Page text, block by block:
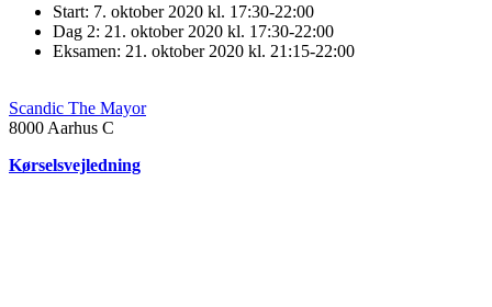
Start: 7. oktober 2020 kl. 17:30-22:00
Dag 2: 21. oktober 2020 kl. 17:30-22:00
Eksamen: 21. oktober 2020 kl. 21:15-22:00
Scandic The Mayor
8000 Aarhus C
Kørselsvejledning